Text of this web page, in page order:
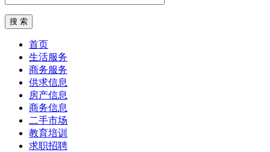
首页
生活服务
商务服务
供求信息
房产信息
商务信息
二手市场
教育培训
求职招聘